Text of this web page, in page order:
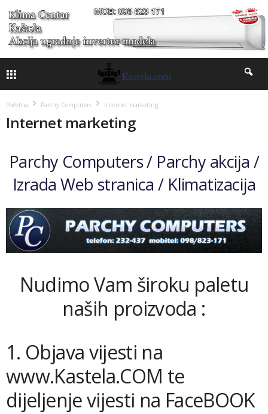
Početna Parchy Computers Internet marketing
Internet marketing
Parchy Computers / Parchy akcija /
Izrada Web stranica / Klimatizacija
Nudimo Vam široku paletu
naših proizvoda :
1. Objava vijesti na
www.Kastela.COM te
dijeljenje vijesti na FaceBOOK